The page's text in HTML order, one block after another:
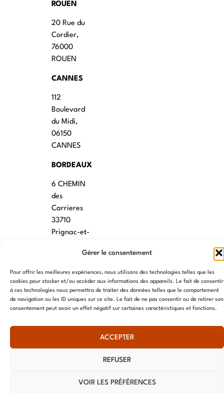
Gérer le consentement
Pour offrir les meilleures expériences, nous utilisons des technologies telles que les
cookies pour stocker et/ou accéder aux informations des appareils. Le fait de consentir
à ces technologies nous permettra de traiter des données telles que le comportement
de navigation ou les ID uniques sur ce site. Le fait de ne pas consentir ou de retirer son
consentement peut avoir un effet négatif sur certaines caractéristiques et fonctions.
ACCEPTER
REFUSER
VOIR LES PRÉFÉRENCES
ROUEN
20 Rue du
Cordier,
76000
ROUEN
CANNES
112
Boulevard
du Midi,
06150
CANNES
BORDEAUX
6 CHEMIN
des
Carrieres
33710
Prignac-et-
7 rue des
écoles
34790
© AME 2024, tous droits réservés